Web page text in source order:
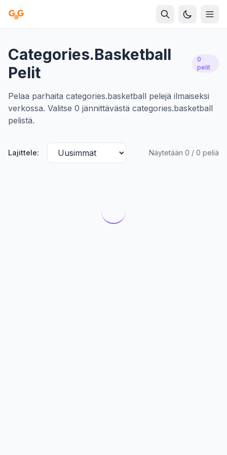
Categories.basketball
Pelit
0
pelit
Pelaa parhaita categories.basketball pelejä ilmaiseksi
verkossa. Valitse 0 jännittävästä categories.basketball
pelistä.
Lajittele: Näytetään 0 / 0 peliä